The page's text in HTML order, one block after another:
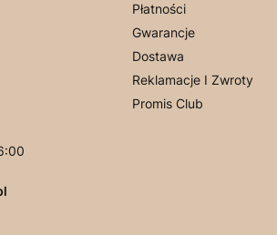
Płatności
Gwarancje
Dostawa
Reklamacje I Zwroty
Promis Club